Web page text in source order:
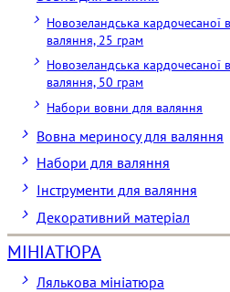
Новозеландська кардочесаної
валяння, 25 грам
Новозеландська кардочесаної
валяння, 50 грам
Набори вовни для валяння
Вовна мериносу для валяння
Набори для валяння
Інструменти для валяння
Декоративний матеріал
МІНІАТЮРА
Лялькова мініатюра